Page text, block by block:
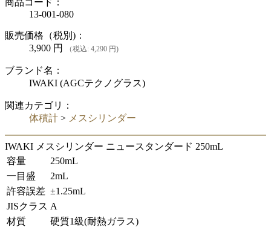
13-001-080
販売価格（税別)：
3,900 円 （税込: 4,290 円)
ブランド名：
IWAKI (AGCテクノグラス)
関連カテゴリ：
体積計 > メスシリンダー
IWAKI メスシリンダー ニュースタンダード 250mL
容量
250mL
一目盛
2mL
許容誤差 ±1.25mL
JISクラス A
材質
硬質1級(耐熱ガラス)